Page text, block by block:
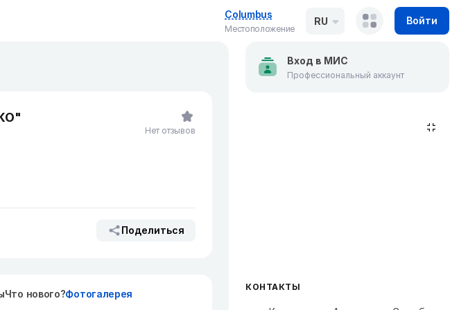
Columbus
Местоположение
RU Войти
Поделиться
Нет отзывов
Что нового?Фотогалерея
Вход в МИС
Профессиональный аккаунт
КОНТАКТЫ